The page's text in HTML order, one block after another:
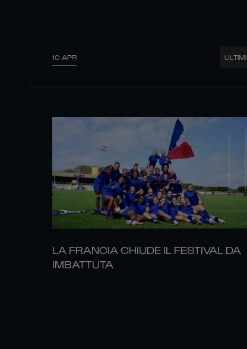
10 APR ULTIMI
LA FRANCIA CHIUDE IL FESTIVAL DA
IMBATTUTA